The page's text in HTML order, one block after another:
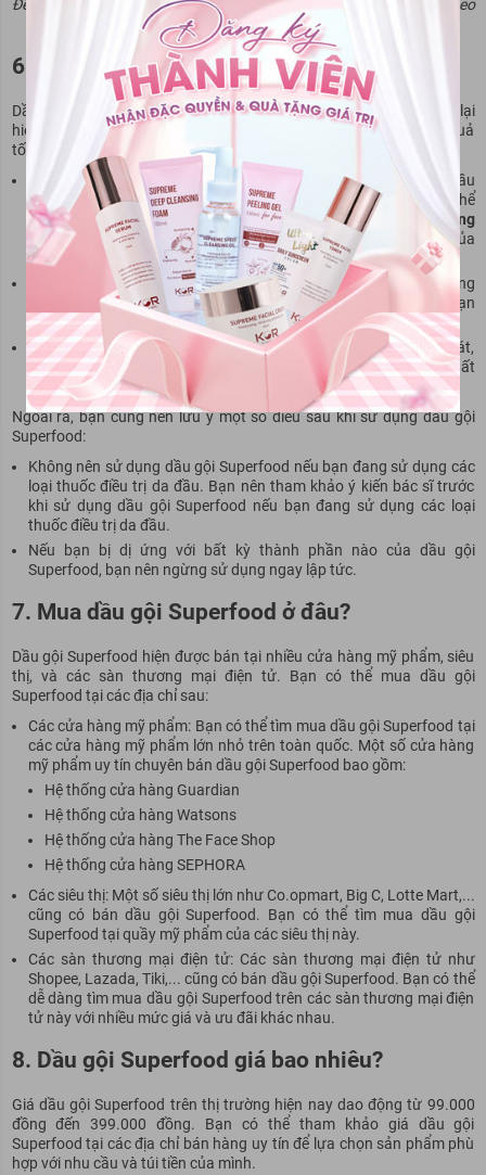
Để sử dụng dầu gội Superfood đạt hiệu quả tối ưu, hãy thực hiện theo
đúng hướng dẫn trên
6. Lưu ý khi dùng dầu gội Superfood
Dầu gội Superfood là một sản phẩm dầu gội chất lượng, mang lại
hiệu quả cao. Tuy nhiên, để sử dụng dầu gội Superfood đạt hiệu quả
tối ưu và an toàn, bạn cần lưu ý một số điều sau:
Không sử dụng dầu gội Superfood quá nhiều lần trong tuần. Dầu
gội Superfood có chứa các thành phần dưỡng ẩm tự nhiên, có thể
khiến tóc bị bết dính nếu sử dụng quá nhiều lần.Bạn nên sử dụng
dầu gội Superfood 2-3 lần/tuần, tùy thuộc vào tình trạng tóc của
bạn.
Nếu bạn có da đầu nhạy cảm, bạn nên thử dầu gội trên một vùng
da nhỏ trước khi sử dụng cho toàn bộ da đầu. Điều này sẽ giúp bạn
kiểm tra xem dầu gội có gây kích ứng da đầu của bạn hay không.
Bạn nên bảo quản dầu gội Superfood ở nơi khô ráo, thoáng mát,
tránh ánh nắng trực tiếp. Điều này sẽ giúp dầu gội giữ được chất
lượng tốt nhất.
Ngoài ra, bạn cũng nên lưu ý một số điều sau khi sử dụng dầu gội
Superfood:
Không nên sử dụng dầu gội Superfood nếu bạn đang sử dụng các
loại thuốc điều trị da đầu. Bạn nên tham khảo ý kiến bác sĩ trước
khi sử dụng dầu gội Superfood nếu bạn đang sử dụng các loại
thuốc điều trị da đầu.
Nếu bạn bị dị ứng với bất kỳ thành phần nào của dầu gội
Superfood, bạn nên ngừng sử dụng ngay lập tức.
7. Mua dầu gội Superfood ở đâu?
Dầu gội Superfood hiện được bán tại nhiều cửa hàng mỹ phẩm, siêu
thị, và các sàn thương mại điện tử. Bạn có thể mua dầu gội
Superfood tại các địa chỉ sau:
Các cửa hàng mỹ phẩm: Bạn có thể tìm mua dầu gội Superfood tại
các cửa hàng mỹ phẩm lớn nhỏ trên toàn quốc. Một số cửa hàng
mỹ phẩm uy tín chuyên bán dầu gội Superfood bao gồm:
Hệ thống cửa hàng Guardian
Hệ thống cửa hàng Watsons
Hệ thống cửa hàng The Face Shop
Hệ thống cửa hàng SEPHORA
Các siêu thị: Một số siêu thị lớn như Co.opmart, Big C, Lotte Mart,...
cũng có bán dầu gội Superfood. Bạn có thể tìm mua dầu gội
Superfood tại quầy mỹ phẩm của các siêu thị này.
Các sàn thương mại điện tử: Các sàn thương mại điện tử như
Shopee, Lazada, Tiki,... cũng có bán dầu gội Superfood. Bạn có thể
dễ dàng tìm mua dầu gội Superfood trên các sàn thương mại điện
tử này với nhiều mức giá và ưu đãi khác nhau.
8. Dầu gội Superfood giá bao nhiêu?
Giá dầu gội Superfood trên thị trường hiện nay dao động từ 99.000
đồng đến 399.000 đồng. Bạn có thể tham khảo giá dầu gội
Superfood tại các địa chỉ bán hàng uy tín để lựa chọn sản phẩm phù
hợp với nhu cầu và túi tiền của mình.